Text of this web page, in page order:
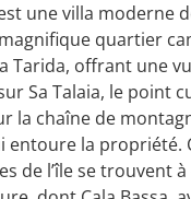
une villa moderne
quartier
Tarida, offrant une
Sa Talaia, le point
la chaîne de
entoure la propriété.
de l’île se trouvent